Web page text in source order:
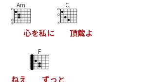
Am
心を私に
C
頂戴よ
ねえ
F
ずっ と